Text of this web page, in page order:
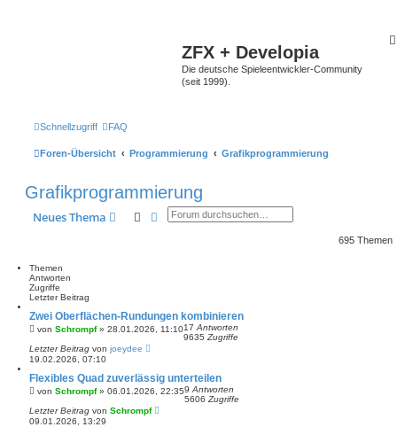
ZFX + Developia
Die deutsche Spieleentwickler-Community
(seit 1999).
Schnellzugriff FAQ
Foren-Übersicht Programmierung Grafikprogrammierung
Grafikprogrammierung
Neues Thema SucheErweiterte Suche
695 Themen
Themen
Antworten
Zugriffe
Letzter Beitrag
Zwei Oberflächen-Rundungen kombinieren
von Schrompf» 28.01.2026, 11:1017 Antworten
9635 Zugriffe
Letzter Beitrag von joeydee
19.02.2026, 07:10
Flexibles Quad zuverlässig unterteilen
von Schrompf» 06.01.2026, 22:359 Antworten
5606 Zugriffe
Letzter Beitrag von Schrompf
09.01.2026, 13:29